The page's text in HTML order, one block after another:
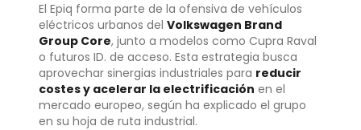
El Epiq forma parte de la ofensiva de vehículos
eléctricos urbanos del Volkswagen Brand
Group Core, junto a modelos como Cupra Raval
o futuros ID. de acceso. Esta estrategia busca
aprovechar sinergias industriales para reducir
costes y acelerar la electrificación en el
mercado europeo, según ha explicado el grupo
en su hoja de ruta industrial.